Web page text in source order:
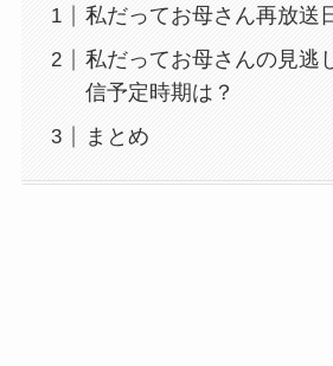
私だってお母さん再放送
私だってお母さんの見逃
信予定時期は？
まとめ